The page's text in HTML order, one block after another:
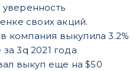
уверенность
своих акций.
компания выкупила 3.2%
3q 2021 года
выкуп еще на $50